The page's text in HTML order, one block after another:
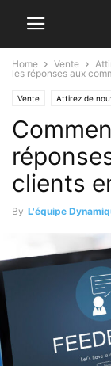
Home Vente
les réponses aux
Vente Attirez de
Marketing Le B.A.
clients
By L'équipe